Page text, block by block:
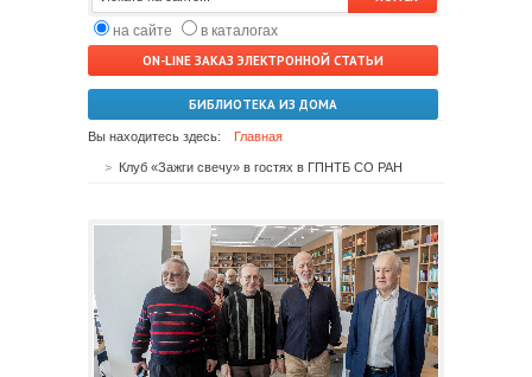
на сайте
в каталогах
ON-LINE ЗАКАЗ ЭЛЕКТРОННОЙ СТАТЬИ
БИБЛИОТЕКА ИЗ ДОМА
Вы находитесь здесь: Главная
Клуб «Зажги свечу» в гостях в ГПНТБ СО РАН